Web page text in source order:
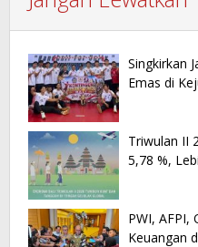
Singkirkan
Emas di
Triwulan II
5,78 %,
PWI, AFPI,
Keuangan